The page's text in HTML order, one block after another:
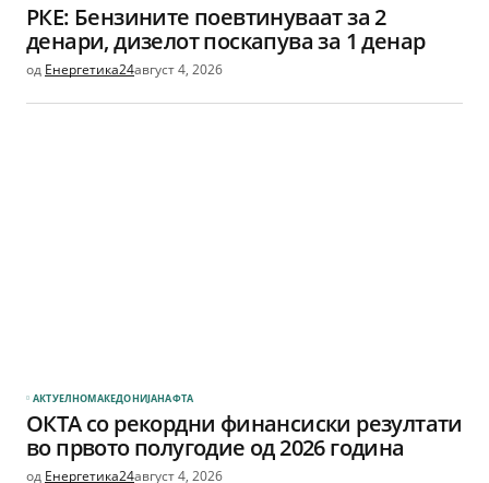
РКЕ: Бензините поевтинуваат за 2
денари, дизелот поскапува за 1 денар
од Енергетика24август 4, 2026
АКТУЕЛНОМАКЕДОНИЈАНАФТА
ОКТА со рекордни финансиски резултати
во првото полугодие од 2026 година
од Енергетика24август 4, 2026